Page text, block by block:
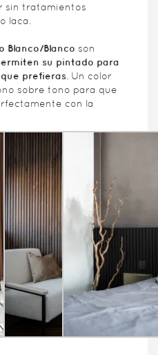
sin tratamientos
laca.
Blanco/Blanco son
su pintado para
prefieras . Un color
sobre tono para que
con la